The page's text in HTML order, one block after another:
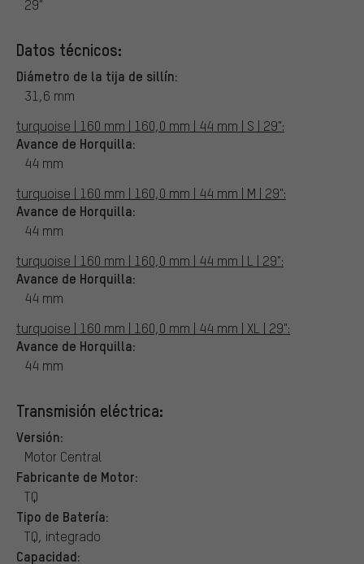
29"
Datos técnicos:
Diámetro de la tija de sillín:
31,6 mm
turquoise | 160 mm | 160,0 mm | 44 mm | S | 29":
Avance de Horquilla:
44 mm
turquoise | 160 mm | 160,0 mm | 44 mm | M | 29":
Avance de Horquilla:
44 mm
turquoise | 160 mm | 160,0 mm | 44 mm | L | 29":
Avance de Horquilla:
44 mm
turquoise | 160 mm | 160,0 mm | 44 mm | XL | 29":
Avance de Horquilla:
44 mm
Transmisión eléctrica:
Versión:
Motor Central
Fabricante de Motor:
TQ
Tipo de Batería:
TQ, integrado
Capacidad: